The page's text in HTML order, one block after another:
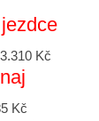
Kč
Kč